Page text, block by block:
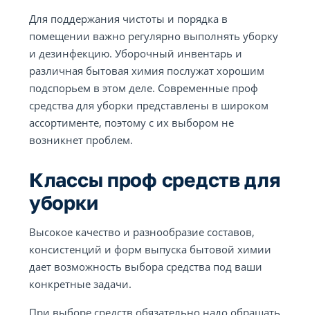
Для поддержания чистоты и порядка в
помещении важно регулярно выполнять уборку
и дезинфекцию. Уборочный инвентарь и
различная бытовая химия послужат хорошим
подспорьем в этом деле. Современные проф
средства для уборки представлены в широком
ассортименте, поэтому с их выбором не
возникнет проблем.
Классы проф средств для
уборки
Высокое качество и разнообразие составов,
консистенций и форм выпуска бытовой химии
дает возможность выбора средства под ваши
конкретные задачи.
При выборе средств обязательно надо обращать